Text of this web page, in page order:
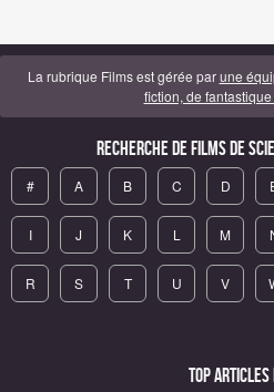
La rubrique Films est gérée parune
fiction, de
Recherche de Films de
# A B C D
I J K L M
R S T U V
Top articles